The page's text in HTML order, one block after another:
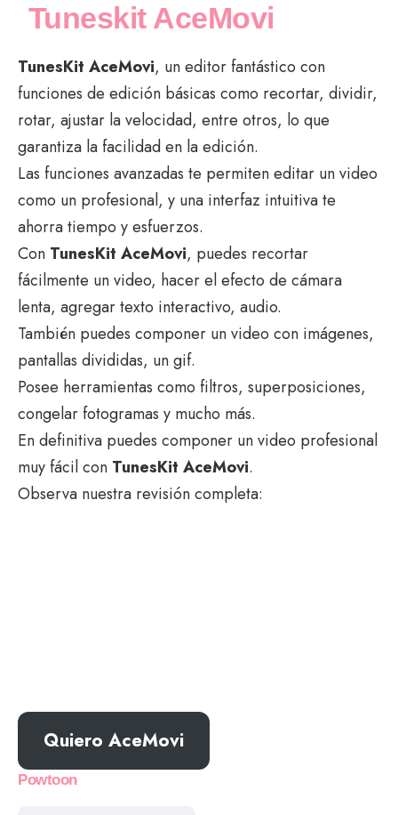
Tuneskit AceMovi
TunesKit AceMovi, un editor fantástico con
funciones de edición básicas como recortar, dividir,
rotar, ajustar la velocidad, entre otros, lo que
garantiza la facilidad en la edición.
Las funciones avanzadas te permiten editar un video
como un profesional, y una interfaz intuitiva te
ahorra tiempo y esfuerzos.
Con TunesKit AceMovi, puedes recortar
fácilmente un video, hacer el efecto de cámara
lenta, agregar texto interactivo, audio.
También puedes componer un video con imágenes,
pantallas divididas, un gif.
Posee herramientas como filtros, superposiciones,
congelar fotogramas y mucho más.
En definitiva puedes componer un video profesional
muy fácil con TunesKit AceMovi.
Observa nuestra revisión completa:
Quiero AceMovi
Powtoon